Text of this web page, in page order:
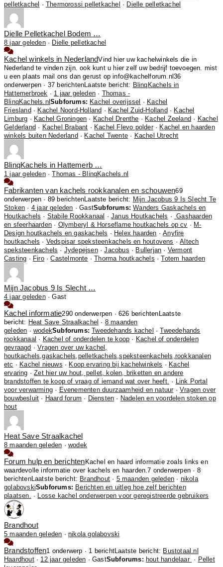
pelletkachel
·Thermorossi pelletkachel · Dielle pelletkachel
Dielle Pelletkachel Bodem …
8 jaar geleden· Dielle pelletkachel
Kachel winkels in NederlandVind hier uw kachelwinkels die in
Nederland te vinden zijn. ook kunt u hier zelf uw bedrijf toevoegen. mist
u een plaats mail ons dan gerust op info@kachelforum.nl36
onderwerpen · 37 berichten Laatste bericht: BlinqKachels in
Hattemerbroek · 1 jaar geleden · Thomas -
BlinqKachels.nl Subforums: Kachel overijssel · Kachel
Friesland · Kachel Noord-Holland · Kachel Zuid-Holland · Kachel
Limburg · Kachel Groningen · Kachel Drenthe · Kachel Zeeland · Kachel
Gelderland · Kachel Brabant · Kachel Flevo polder· Kachel en haarden
winkels buiten Nederland · Kachel Twente · Kachel Utrecht
BlinqKachels in Hattemerb …
1 jaar geleden·Thomas - BlinqKachels.nl
Fabrikanten van kachels rookkanalen en schouwen69
onderwerpen · 89 berichten Laatste bericht: Mijn Jacobus 9 Is Slecht Te
Stoken · 4 jaar geleden · GastSubforums: Wanders Gaskachels en
Houtkachels · Stabile Rookkanaal ·Janus Houtkachels ·
Gashaarden
en sfeerhaarden · Olymberyl & Horseflame houtkachels op cv · M-
Design houtkachels en gaskachels · Helex haarden ·Anyfire
houtkachels · Vedspisar speksteenkachels en houtovens ·Altech
speksteenkachels · Jydepejsen·Jacobus · Bullerjan · Vermont
Casting · Firo·Castelmonte ·Thorma houtkachels ·Totem haarden
Mijn Jacobus 9 Is Slecht …
4 jaar geleden·Gast
Kachel informatie290 onderwerpen · 626 berichten Laatste
bericht: Heat Save Straalkachel · 8 maanden
geleden ·wodekSubforums: Tweedehands kachel ·Tweedehands
rookkanaal · Kachel of onderdelen te koop · Kachel of onderdelen
gevraagd ·Vragen over uw kachel,
houtkachels,gaskachels,pelletkachels,speksteenkachels,rookkanalen
etc · Kachel nieuws · Koop ervaring bij kachelwinkels · Kachel
ervaring ·Zet hier uw hout, pellet, kolen, briketten en andere
brandstoffen te koop of vraag of iemand wat over heeft.
·
Link Portal
voor verwarming · Evenementen duurzaamheid en natuur·Vragen over
bouwbesluit · Haard forum · Diensten · Nadelen en voordelen stoken op
hout
Heat Save Straalkachel
8 maanden geleden ·wodek
Forum hulp en berichten Kachel en haard informatie zoals links en
waardevolle informatie over kachels en haarden.7 onderwerpen · 8
berichtenLaatste bericht: Brandhout · 5 maanden geleden · nikola
golabovskiSubforums: Berichten en uitleg hoe zelf berichten
plaatsen.
· Losse kachel onderwerpen voor geregistreerde gebruikers
Brandhout
5 maanden geleden ·nikola golabovski
Brandstoffen1 onderwerp · 1 bericht Laatste bericht: Bustotaal.nl
Haardhout· 12 jaar geleden · GastSubforums: hout handelaar · Pellet